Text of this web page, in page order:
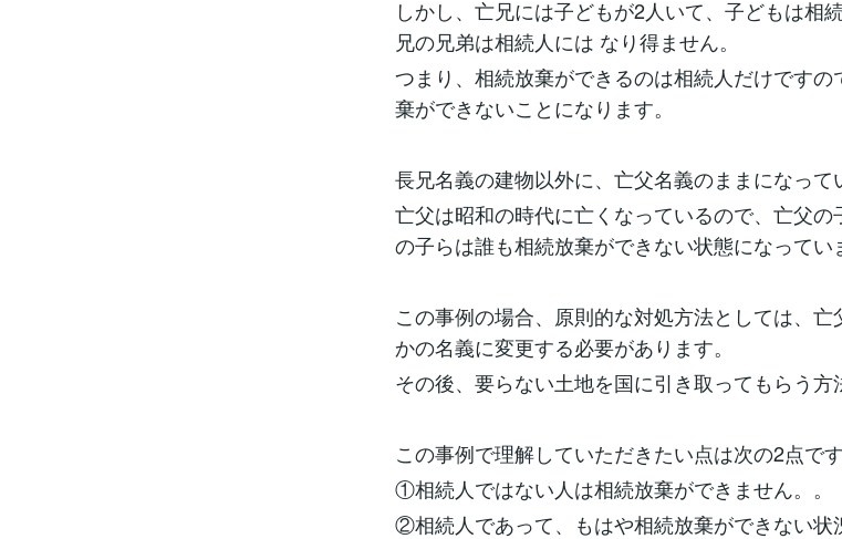
しかし、亡兄には子どもが2人いて、子どもは相
兄の兄弟は相続人には なり得ません。
つまり、相続放棄ができるのは相続人だけです
棄ができないことになります。
長兄名義の建物以外に、亡父名義のままになって
亡父は昭和の時代に亡くなっているので、亡父
の子らは誰も相続放棄ができない状態になってい
この事例の場合、原則的な対処方法としては、
かの名義に変更する必要があります。
その後、要らない土地を国に引き取ってもらう方
この事例で理解していただきたい点は次の2点です
①相続人ではない人は相続放棄ができません。。
②相続人であって、もはや相続放棄ができない状